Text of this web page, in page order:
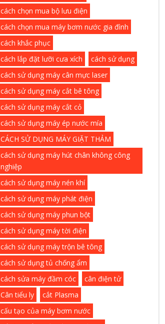
cách chọn mua bộ lưu điện
cách chọn mua máy bơm nước gia đình
cách khắc phục
cách lắp đặt lưỡi cưa xích
cách sử dụng
cách sử dụng máy cân mực laser
cách sử dụng máy cắt bê tông
cách sử dụng máy cắt cỏ
cách sử dụng máy ép nước mía
CÁCH SỬ DỤNG MÁY GIẶT THẢM
cách sử dụng máy hút chân không công
nghiệp
cách sử dụng máy nén khí
cách sử dụng máy phát điện
cách sử dụng máy phun bột
cách sử dụng máy tời điện
cách sử dụng máy trộn bê tông
cách sử dụng tủ chống ẩm
cách sửa máy đầm cóc
cân điện tử
Cân tiểu ly
cắt Plasma
cấu tạo của máy bơm nước